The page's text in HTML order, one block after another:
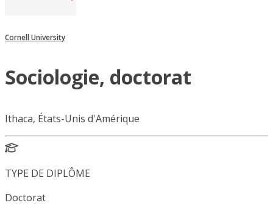
Cornell University
Sociologie, doctorat
Ithaca, États-Unis d'Amérique
TYPE DE DIPLÔME
Doctorat